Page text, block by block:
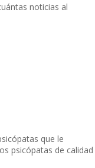
noticias al
que le
psicópatas de calidad